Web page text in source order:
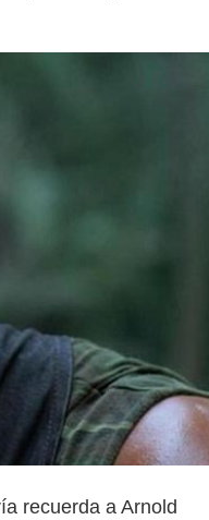
recuerda a Arnold